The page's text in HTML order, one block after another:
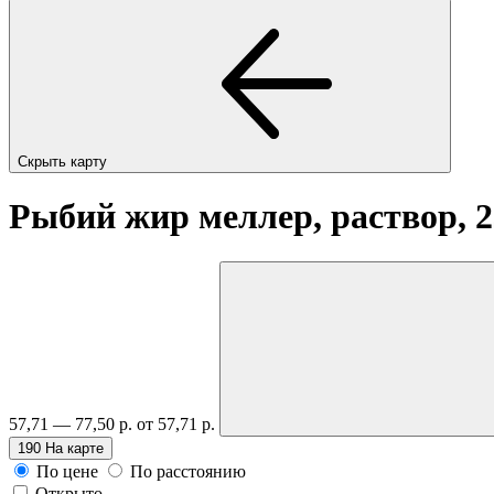
Скрыть карту
Рыбий жир меллер, раствор,
57,71 — 77,50 р. от 57,71 р.
190 На карте
По цене
По расстоянию